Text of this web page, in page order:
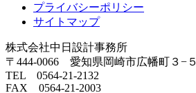
プライバシーポリシー
サイトマップ
株式会社中日設計事務所
〒444-0066 愛知県岡崎市広幡町３−５
TEL 0564-21-2132
FAX 0564-21-2003